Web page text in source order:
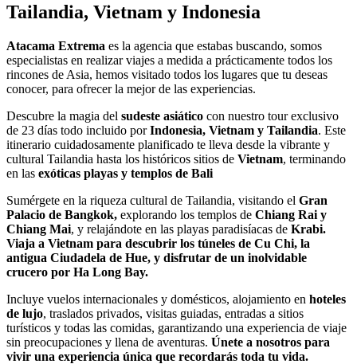
Tailandia, Vietnam y Indonesia
Atacama Extrema es la agencia que estabas buscando, somos
especialistas en realizar viajes a medida a prácticamente todos los
rincones de Asia, hemos visitado todos los lugares que tu deseas
conocer, para ofrecer la mejor de las experiencias.
Descubre la magia del sudeste asiático con nuestro tour exclusivo
de 23 días todo incluido porIndonesia, Vietnam y Tailandia. Este
itinerario cuidadosamente planificado te lleva desde la vibrante y
cultural Tailandia hasta los históricos sitios de Vietnam, terminando
en las exóticas playas y templos de Bali
Sumérgete en la riqueza cultural de Tailandia, visitando el Gran
Palacio de Bangkok, explorando los templos de Chiang Rai y
Chiang Mai, y relajándote en las playas paradisíacas de Krabi.
Viaja a Vietnam para descubrir los túneles de Cu Chi, la
antigua Ciudadela de Hue, y disfrutar de un inolvidable
crucero por Ha Long Bay.
Incluye vuelos internacionales y domésticos, alojamiento en hoteles
de lujo, traslados privados, visitas guiadas, entradas a sitios
turísticos y todas las comidas, garantizando una experiencia de viaje
sin preocupaciones y llena de aventuras. Únete a nosotros para
vivir una experiencia única que recordarás toda tu vida.